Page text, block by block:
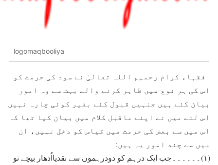
logomaqbooliya
فقہاء کرام رحمہم اللہ تعالیٰ نے سود کی حرمت کو
اس کی ہر نوع میں ظاہر کرنے والے بہت سے وہ امور
بیان کئے ہیں جنہیں قبول کئے بغير کوئی چارہ نہیں
اس لئے میں نے اپنے ماقبل کلام میں بیان کیا تھا کہ
اس میں سے بعض کی حرمت میں قیاس کو دخل نہیں، ان
میں سے چند امور یہ ہيں:
(۱)۔۔۔۔۔۔جب ایک درہم کو دودرہموں سے نقدیااُدھار بیچے تو